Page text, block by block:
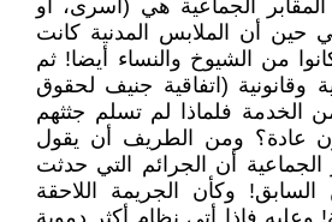
المقابر الجماعية هي (أسرى، أو
أن الملابس المدنية كانت
من الشيوخ والنساء أيضا! ثم
وقانونية (اتفاقية جنيف لحقوق
الخدمة فلماذا لم تسلم جثثهم
عادة؟ ومن الطريف أن يقول
الجماعية أن الجرائم التي حدثت
السابق! وكأن الجريمة اللاحقة